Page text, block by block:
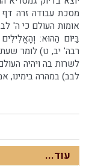
מסכת עבודה זרה דף
אומות העולם כי ה'
בַּיּוֹם הַהוּא:
רבה' יב, ט) לומר
לשרות בה ויהיה
לבב) במהרה בימינו,
עוד...